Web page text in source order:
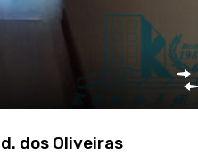
dos Oliveiras